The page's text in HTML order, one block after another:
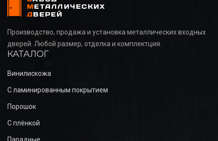
Производство, продажа и установка металлических входных
дверей. Любой размер, отделка и комплектция.
КАТАЛОГ
Винилискожа
С ламинированным покрытием
Порошок
С плёнкой
Парадные